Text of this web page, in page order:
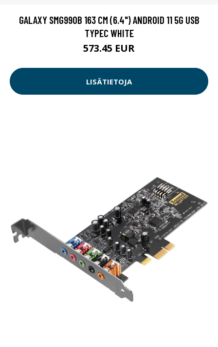
GALAXY SMG990B 163 CM (6.4") ANDROID 11 5G USB
TYPEC WHITE
573.45 EUR
LISÄTIETOJA